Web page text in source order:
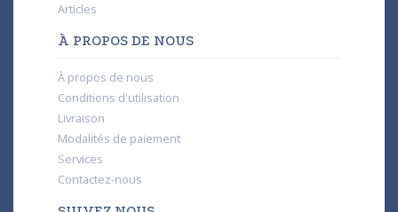
Articles
À PROPOS DE NOUS
À propos de nous
Conditions d'utilisation
Livraison
Modalités de paiement
Services
Contactez-nous